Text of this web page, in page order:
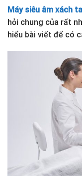
Máy siêu âm xách
hỏi chung của rất
hiểu bài viết để có